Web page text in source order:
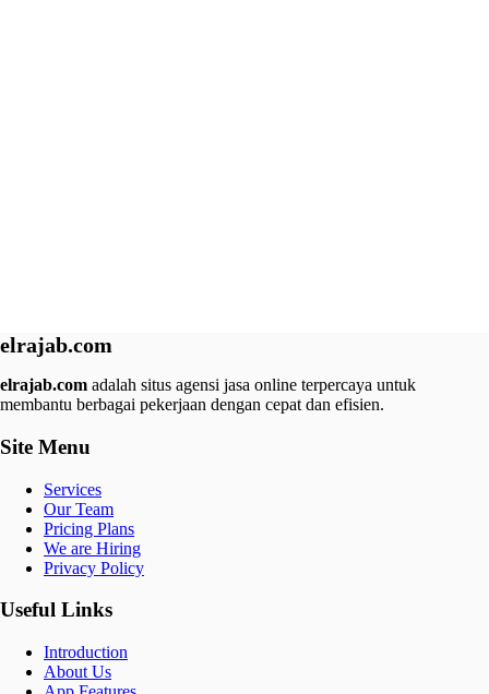
elrajab.com
elrajab.com adalah situs agensi jasa online terpercaya untuk
membantu berbagai pekerjaan dengan cepat dan efisien.
Site Menu
Services
Our Team
Pricing Plans
We are Hiring
Privacy Policy
Useful Links
Introduction
About Us